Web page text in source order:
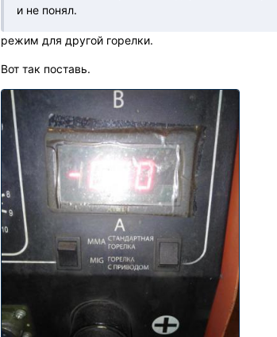
и не понял.
режим для другой горелки.
Вот так поставь.